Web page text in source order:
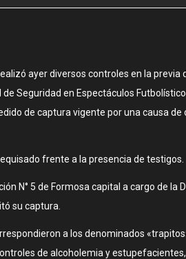
ayer diversos controles en la
Seguridad en Espectáculos
de captura vigente por una causa
frente a la presencia de testigos.
N° 5 de Formosa capital a cargo de
su captura.
a los denominados
de alcoholemia y